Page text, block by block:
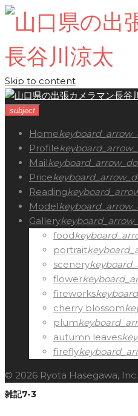
Skip to content
subject
Home
Profile
Mail
Price
Reading
Model
Gallery
food
portrait
scenery
flower
fireworks
cherry blossom
plum
autumn leaves
firefly
© 2026 Ryota Hasegawa,
雑記7-3